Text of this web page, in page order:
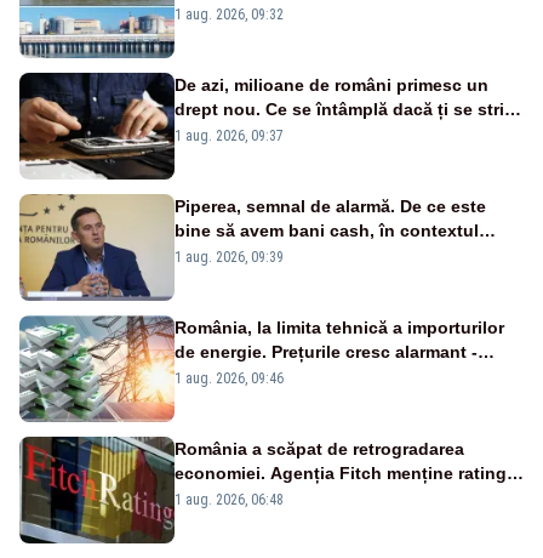
în pericol Centrala Cernavodă era
1 aug. 2026, 09:32
De azi, milioane de români primesc un
drept nou. Ce se întâmplă dacă ți se strică
un produs
1 aug. 2026, 09:37
Piperea, semnal de alarmă. De ce este
bine să avem bani cash, în contextul
alertei energetice?
1 aug. 2026, 09:39
România, la limita tehnică a importurilor
de energie. Prețurile cresc alarmant -
Analiză Realitatea Plus
1 aug. 2026, 09:46
România a scăpat de retrogradarea
economiei. Agenția Fitch menține ratingul
„BBB-” cu perspectivă negativă
1 aug. 2026, 06:48